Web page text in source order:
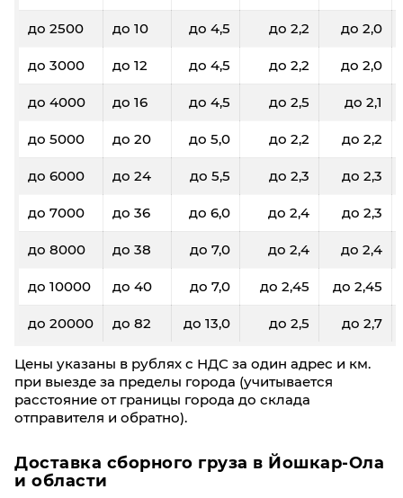
до 2500 до 10 до 4,5 до 2,2 до 2,0
до 3000 до 12 до 4,5 до 2,2 до 2,0
до 4000 до 16 до 4,5 до 2,5 до 2,1
до 5000 до 20 до 5,0 до 2,2 до 2,2
до 6000 до 24 до 5,5 до 2,3 до 2,3
до 7000 до 36 до 6,0 до 2,4 до 2,3
до 8000 до 38 до 7,0 до 2,4 до 2,4
до 10000 до 40 до 7,0 до 2,45 до 2,45
до 20000 до 82 до 13,0 до 2,5 до 2,7
Цены указаны в рублях с НДС за один адрес и км.
при выезде за пределы города (учитывается
расстояние от границы города до склада
отправителя и обратно).
Доставка сборного груза в Йошкар-Ола
и области